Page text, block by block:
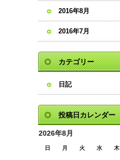
2016年8月
2016年7月
カテゴリー
日記
投稿日カレンダー
2026年8月
日 月 火 水 木